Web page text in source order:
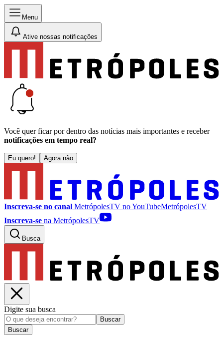
Menu
Ative nossas notificações
Você quer ficar por dentro das notícias mais importantes e receber
notificações em tempo real?
Eu quero! Agora não
Inscreva-se no canal MetrópolesTV noYouTubeMetrópolesTV
Inscreva-se na MetrópolesTV
Busca
Digite sua busca
Buscar
Buscar